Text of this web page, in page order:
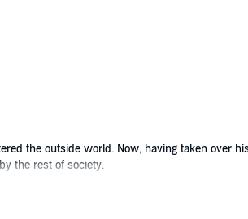
the outside world. Now, having taken over
the rest of society.
she helps people externally with her skills as a